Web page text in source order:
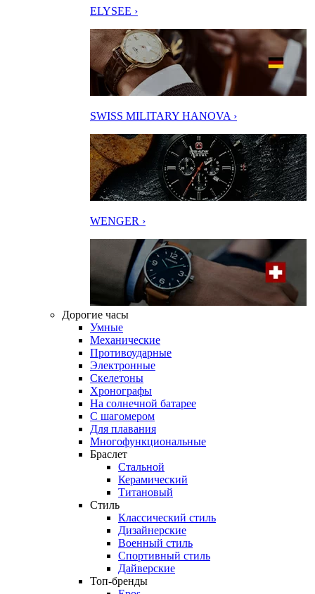
ELYSEE ›
SWISS MILITARY HANOVA ›
WENGER ›
Дорогие часы
Умные
Механические
Противоударные
Электронные
Скелетоны
Хронографы
На солнечной батарее
С шагомером
Для плавания
Многофункциональные
Браслет
Стальной
Керамический
Титановый
Стиль
Классический стиль
Дизайнерские
Военный стиль
Спортивный стиль
Дайверские
Топ-бренды